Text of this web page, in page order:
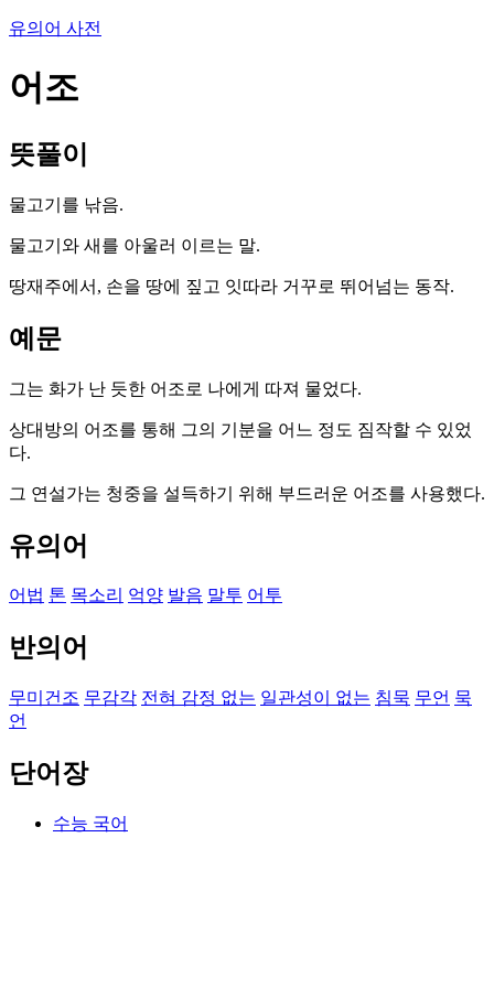
유의어 사전
어조
뜻풀이
물고기를 낚음.
물고기와 새를 아울러 이르는 말.
땅재주에서, 손을 땅에 짚고 잇따라 거꾸로 뛰어넘는 동작.
예문
그는 화가 난 듯한 어조로 나에게 따져 물었다.
상대방의 어조를 통해 그의 기분을 어느 정도 짐작할 수 있었
다.
그 연설가는 청중을 설득하기 위해 부드러운 어조를 사용했다.
유의어
어법 톤 목소리 억양 발음 말투 어투
반의어
무미건조 무감각 전혀 감정 없는 일관성이 없는 침묵 무언 묵
언
단어장
수능 국어